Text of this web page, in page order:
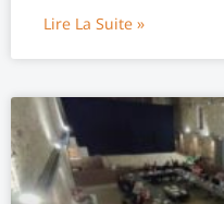
Lire La Suite »